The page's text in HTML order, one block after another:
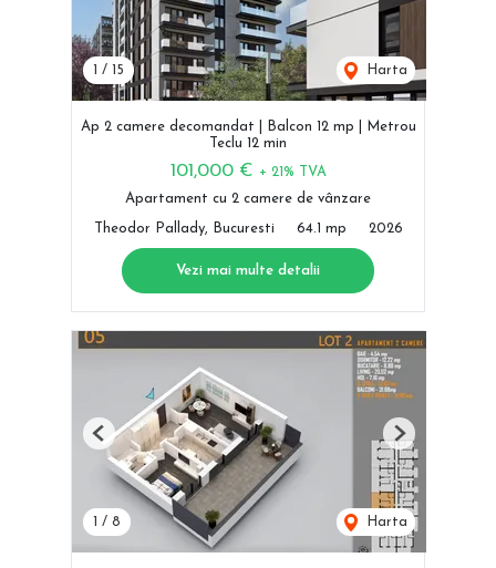
/ 15 Harta
Ap 2 camere decomandat | Balcon 12 mp | Metrou
Teclu 12 min
101,000 € + 21% TVA
Apartament cu 2 camere de vânzare
Theodor Pallady, Bucuresti 64.1 mp 2026
Vezi mai multe detalii
1 / 8 Harta
Previous Next